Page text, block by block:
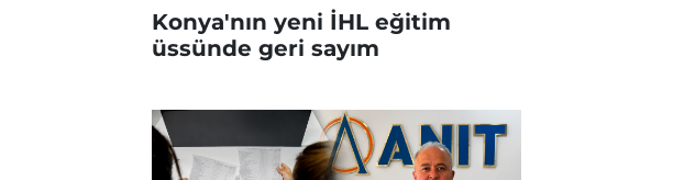
Konya'nın yeni İHL eğitim
üssünde geri sayım